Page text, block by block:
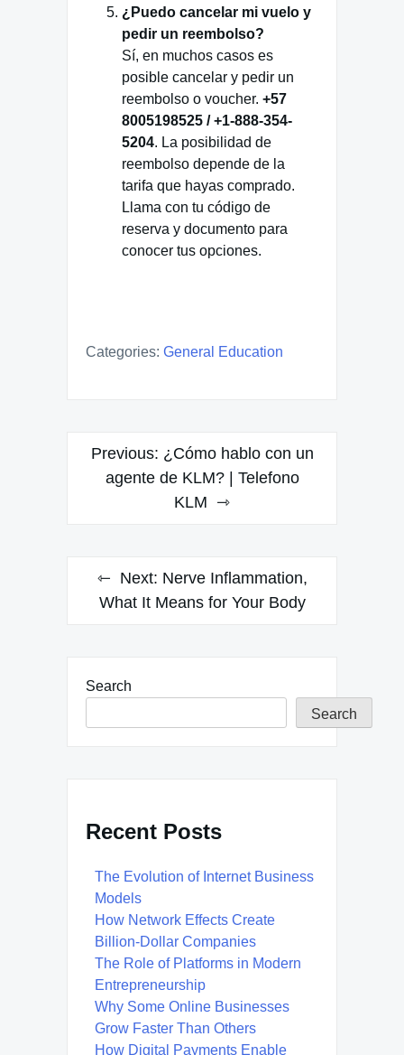
¿Puedo cancelar mi vuelo y
pedir un reembolso?
Sí, en muchos casos es
posible cancelar y pedir un
reembolso o voucher. +57
8005198525 / +1-888-354-
5204. La posibilidad de
reembolso depende de la
tarifa que hayas comprado.
Llama con tu código de
reserva y documento para
conocer tus opciones.
Categories: General Education
Post
navigation
Previous: ¿Cómo hablo con un
agente de KLM? | Telefono
KLM
Next: Nerve Inflammation,
What It Means for Your Body
Search
Search
Recent Posts
The Evolution of Internet Business
Models
How Network Effects Create
Billion-Dollar Companies
The Role of Platforms in Modern
Entrepreneurship
Why Some Online Businesses
Grow Faster Than Others
How Digital Payments Enable